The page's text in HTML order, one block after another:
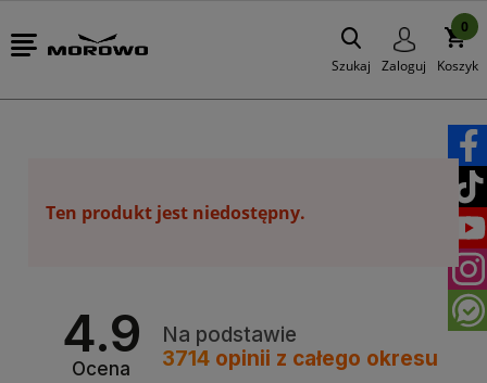
Szukaj Zaloguj Koszyk
0
Ten produkt jest niedostępny.
4.9
Ocena
Na podstawie
3714opinii z całego okresu